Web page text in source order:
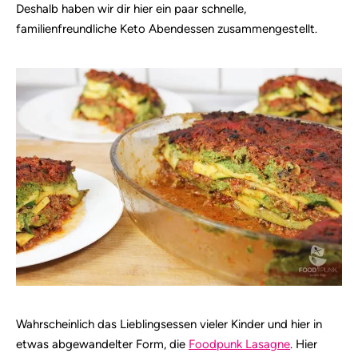
Deshalb haben wir dir hier ein paar schnelle,
familienfreundliche Keto Abendessen zusammengestellt.
Wahrscheinlich das Lieblingsessen vieler Kinder und hier in
etwas abgewandelter Form, die Foodpunk Lasagne. Hier